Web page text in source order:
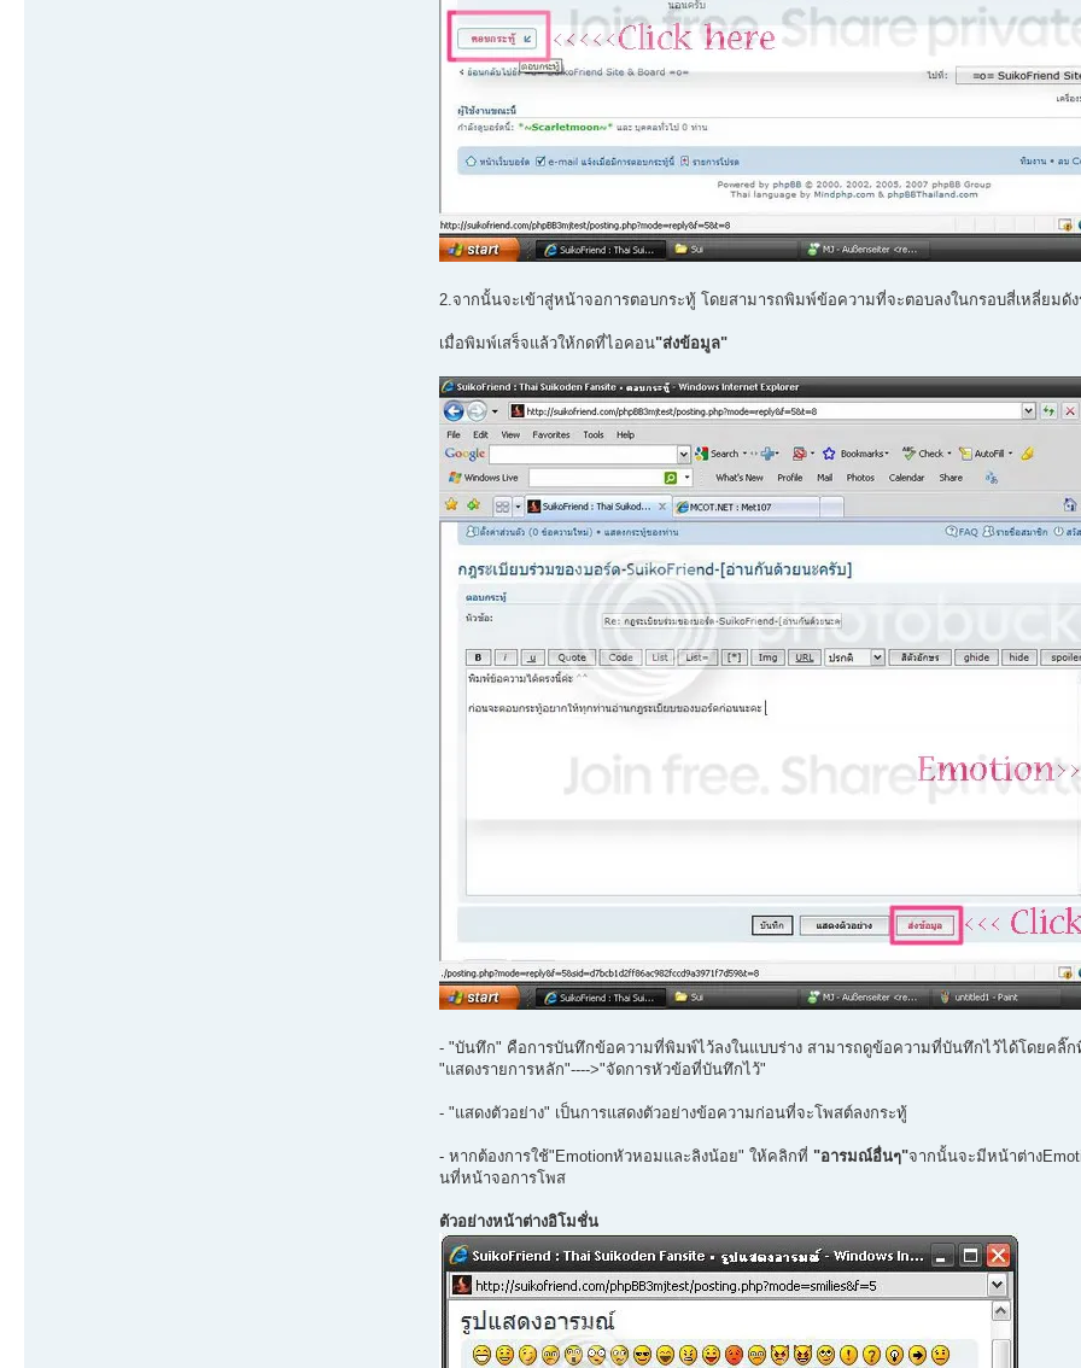
2.จากนั้นจะเข้าสู่หน้าจอการตอบกระทู้ โดยสามารถพิมพ์ข้อความที่จะตอบลงในกรอบสี่เหลี่ยมดัง
เมื่อพิมพ์เสร็จแล้วให้กดที่ไอคอน"ส่งข้อมูล"
- "บันทึก" คือการบันทึกข้อความที่พิมพ์ไว้ลงในแบบร่าง สามารถดูข้อความที่บันทึกไว้ได้โดยคลิ๊
"แสดงรายการหลัก"---->"จัดการหัวข้อที่บันทึกไว้"
- "แสดงตัวอย่าง" เป็นการแสดงตัวอย่างข้อความก่อนที่จะโพสต์ลงกระทู้
- หากต้องการใช้"Emotionหัวหอมและลิงน้อย" ให้คลิกที่ "อารมณ์อื่นๆ"จากนั้นจะมีหน้าต่าง
นที่หน้าจอการโพส
ตัวอย่างหน้าต่างอิโมชั่น